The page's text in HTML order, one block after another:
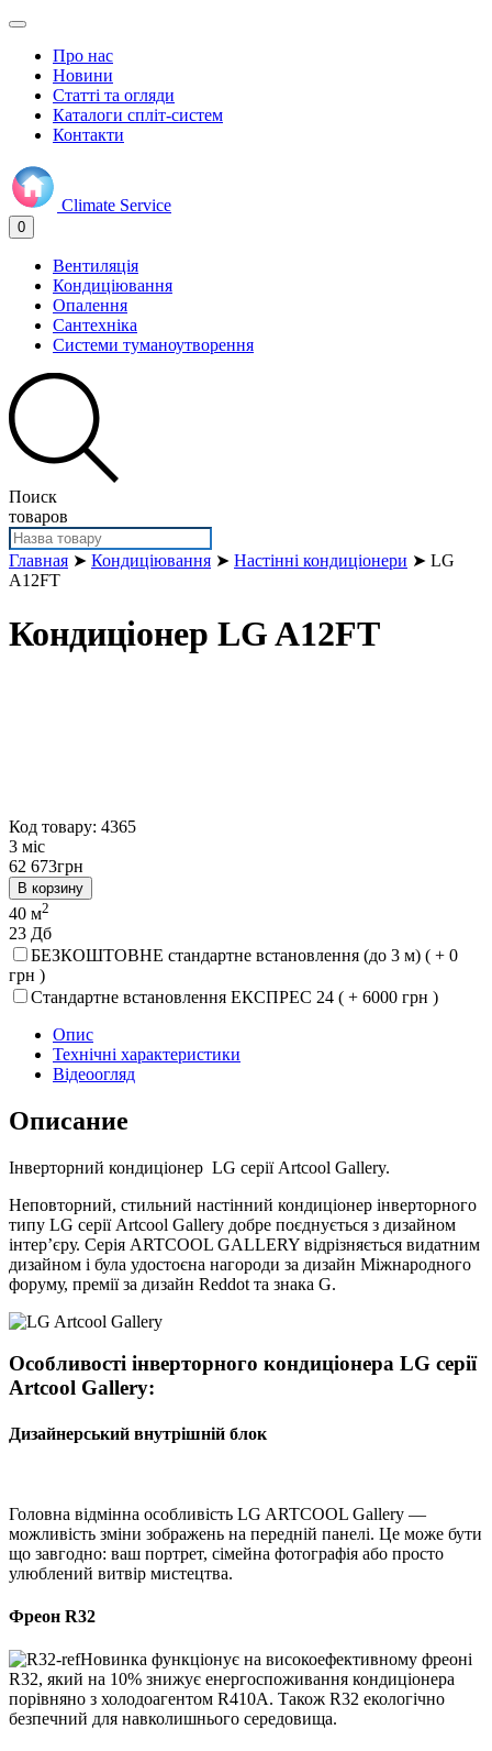
Про нас
Новини
Статті та огляди
Каталоги спліт-систем
Контакти
Climate Service
0
Вентиляція
Кондиціювання
Опалення
Сантехніка
Системи туманоутворення
Поиск
товаров
Главная ➤ Кондиціювання ➤ Настінні кондиціонери ➤ LG
A12FT
Кондиціонер LG A12FT
Код товару: 4365
3 міс
62 673грн
В корзину
40 м2
23 Дб
БЕЗКОШТОВНЕ стандартне встановлення (до 3 м) ( + 0
грн )
Стандартне встановлення ЕКСПРЕС 24 ( + 6000 грн )
Опис
Технічні характеристики
Відеоогляд
Описание
Інверторний кондиціонер LG серії Artcool Gallery.
Неповторний, стильний настінний кондиціонер інверторного
типу LG серії Artcool Gallery добре поєднується з дизайном
інтер’єру. Серія ARTCOOL GALLERY відрізняється видатним
дизайном і була удостоєна нагороди за дизайн Міжнародного
форуму, премії за дизайн Reddot та знака G.
Особливості інверторного кондиціонера LG серії
Artcool Gallery:
Дизайнерський внутрішній блок
Головна відмінна особливість LG ARTCOOL Gallery —
можливість зміни зображень на передній панелі. Це може бути
що завгодно: ваш портрет, сімейна фотографія або просто
улюблений витвір мистецтва.
Фреон R32
Новинка функціонує на високоефективному фреоні
R32, який на 10% знижує енергоспоживання кондиціонера
порівняно з холодоагентом R410A. Також R32 екологічно
безпечний для навколишнього середовища.